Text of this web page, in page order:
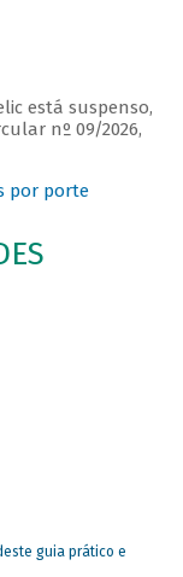
está suspenso,
nº 09/2026,
por porte
guia prático e